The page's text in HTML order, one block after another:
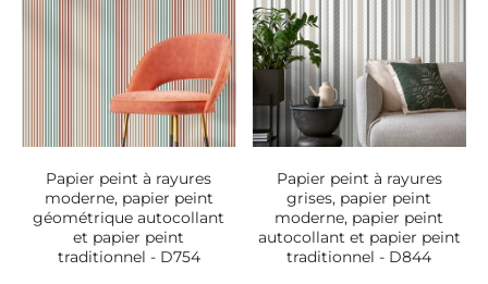
Papier peint à rayures
moderne, papier peint
géométrique autocollant
et papier peint
traditionnel - D754
Papier peint à rayures
grises, papier peint
moderne, papier peint
autocollant et papier peint
traditionnel - D844